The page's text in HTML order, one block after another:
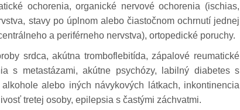
ochorenia, organické nervové ochorenia (ischias,
stavy po úplnom alebo čiastočnom ochrnutí jednej
a periférneho nervstva), ortopedické poruchy.
srdca, akútna tromboflebitída, zápalové reumatické
s metastázami, akútne psychózy, labilný diabetes s
alebo iných návykových látkach, inkontinencia
tretej osoby, epilepsia s častými záchvatmi.